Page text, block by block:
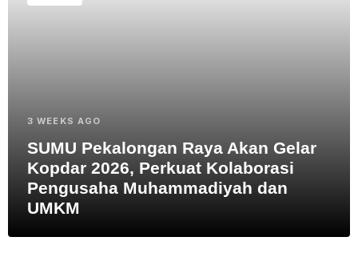
3 WEEKS AGO
SUMU Pekalongan Raya Akan Gelar
Kopdar 2026, Perkuat Kolaborasi
Pengusaha Muhammadiyah dan
UMKM